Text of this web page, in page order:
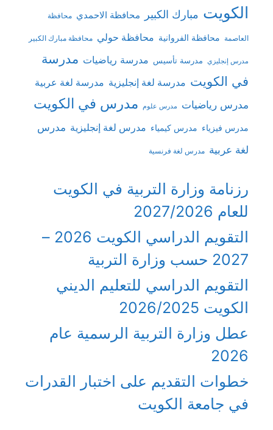
الكويت مبارك الكبير محافظة الاحمدي محافظة
العاصمة محافظة الفروانية محافظة حولي محافظة مبارك الكبير
مدرس إنجليزي مدرسة تأسيس مدرسة رياضيات مدرسة
في الكويت مدرسة لغة إنجليزية مدرسة لغة عربية
مدرس رياضيات مدرس علوم مدرس في الكويت
مدرس فيزياء مدرس كيمياء مدرس لغة إنجليزية مدرس
لغة عربية مدرس لغة فرنسية
رزنامة وزارة التربية في الكويت
للعام 2027/2026
التقويم الدراسي الكويت 2026 –
2027 حسب وزارة التربية
التقويم الدراسي للتعليم الديني
الكويت 2026/2025
عطل وزارة التربية الرسمية عام
2026
خطوات التقديم على اختبار القدرات
في جامعة الكويت